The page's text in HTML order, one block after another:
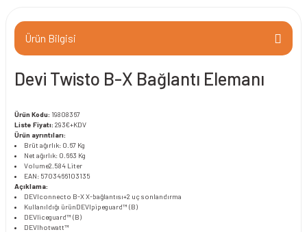
Ürün Bilgisi
Devi Twisto B-X Bağlantı Elemanı
Ürün Kodu: 19808367
Liste Fiyatı: 293€+KDV
Ürün ayrıntıları:
Brüt ağırlık: 0.67 Kg
Net ağırlık: 0.663 Kg
Volume2.584 Liter
EAN: 5703466103135
Açıklama:
DEVIconnecto B-X X-bağlantısı+2 uç sonlandırma
Kullanıldığı ürünDEVIpipeguard™ (B)
DEVIiceguard™ (B)
DEVIhotwatt™